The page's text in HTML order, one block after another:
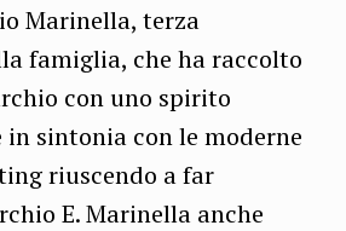
Marinella, terza
famiglia, che ha raccolto
con uno spirito
sintonia con le moderne
riuscendo a far
E. Marinella anche